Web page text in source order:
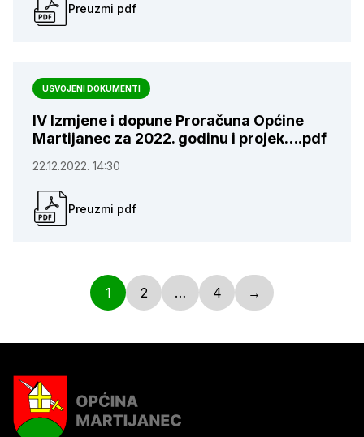
Preuzmi pdf
USVOJENI DOKUMENTI
IV Izmjene i dopune Proračuna Općine
Martijanec za 2022. godinu i projek….pdf
22.12.2022. 14:30
Preuzmi pdf
1 2 … 4 →